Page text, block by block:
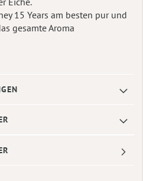
15 Years am besten pur und
gesamte Aroma